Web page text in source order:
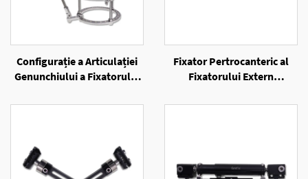
Configurație a Articulației
Genunchiului a Fixatorului
Fixator Pertrocanteric al
Fixatorului Extern